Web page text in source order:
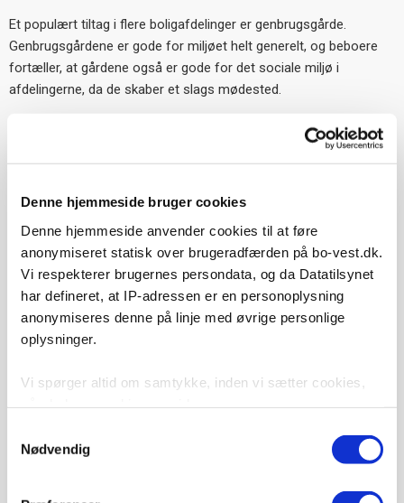
Denne hjemmeside bruger cookies
Denne hjemmeside anvender cookies til at føre
anonymiseret statisk over brugeradfærden på bo-vest.dk.
Vi respekterer brugernes persondata, og da Datatilsynet
har defineret, at IP-adressen er en personoplysning
anonymiseres denne på linje med øvrige personlige
oplysninger.
Vi spørger altid om samtykke, inden vi sætter cookies,
Vi bruger cookies til at tilpasse vores indhold, til at vise
dig funktioner til sociale medier og til at analysere vores
trafik. Vi deler også oplysninger om din brug af vores
Nødvendig
Et populært tiltag i flere boligafdelinger er genbrugsgårde.
Genbrugsgårdene er gode for miljøet helt generelt, og beboere
fortæller, at gårdene også er gode for det sociale miljø i
afdelingerne, da de skaber et slags mødested.
Hyldespjældet har haft stor succes med deres ”Grønne
Miljøudvalg” og genbrugsgård, og i 2014 etablerede også 4
frivillige, der valgte at engagere sig i det daglige arbejde med
gården.